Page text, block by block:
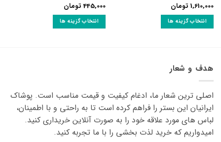
1,610,000 تومان
انتخاب گزینه ها
انواع
مختلفی
می
باشد.
گزینه
ها
ممکن
است
نمره5از
5
445,000 تومان
انتخاب گزینه ها
باشد.
گزینه
ممکن
است
هدف و شعار
اصلی ترین شعار ما، ادغام کیفیت و قیمت مناسب است. پوشاک
ایرانیان این بستر را فراهم کرده است تا به راحتی و با اطمینان،
لباس های مورد علاقه ‌خود را به صورت آنلاین خریداری کنید.
امیدواریم که خرید لذت ‌بخشی را با ما تجربه کنید.